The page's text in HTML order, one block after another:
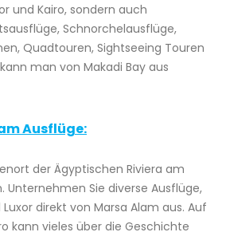
und Kairo, sondern auch
Schnorchelausflüge,
Quadtouren, Sightseeing Touren
man von Makadi Bay aus
Ausflüge:
der Ägyptischen Riviera am
Unternehmen Sie diverse Ausflüge,
direkt von Marsa Alam aus. Auf
kann vieles über die Geschichte